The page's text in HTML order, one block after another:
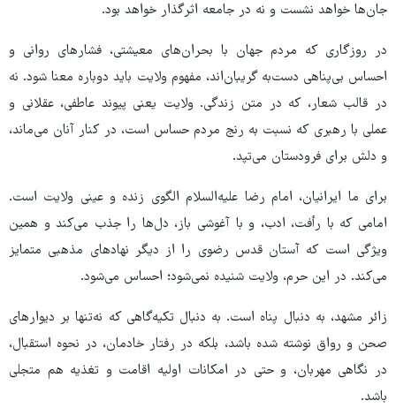
جان‌ها خواهد نشست و نه در جامعه اثرگذار خواهد بود.
در روزگاری که مردم جهان با بحران‌های معیشتی، فشارهای روانی و
احساس بی‌پناهی دست‌به‌ گریبان‌اند، مفهوم ولایت باید دوباره معنا شود. نه
در قالب شعار، که در متن زندگی. ولایت یعنی پیوند عاطفی، عقلانی و
عملی با رهبری که نسبت به رنج مردم حساس است، در کنار آنان می‌ماند،
و دلش برای فرودستان می‌تپد.
برای ما ایرانیان، امام رضا علیه‌السلام الگوی زنده و عینی ولایت است.
امامی که با رأفت، ادب، و با آغوشی باز، دل‌ها را جذب می‌کند و همین
ویژگی است که آستان قدس رضوی را از دیگر نهادهای مذهبی متمایز
می‌کند. در این حرم، ولایت شنیده نمی‌شود؛ احساس می‌شود.
زائر مشهد، به دنبال پناه است. به دنبال تکیه‌گاهی که نه‌تنها بر دیوارهای
صحن و رواق نوشته شده باشد، بلکه در رفتار خادمان، در نحوه استقبال،
در نگاهی مهربان، و حتی در امکانات اولیه اقامت و تغذیه هم متجلی
باشد.